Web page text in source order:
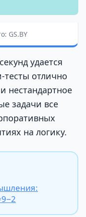
GS.BY
удается
отлично
нестандартное
задачи все
на логику.